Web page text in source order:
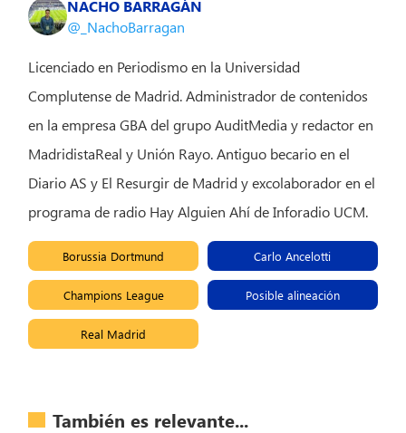
NACHO BARRAGÁN
@_NachoBarragan
Licenciado en Periodismo en la Universidad
Complutense de Madrid. Administrador de contenidos
en la empresa GBA del grupo AuditMedia y redactor en
MadridistaReal y Unión Rayo. Antiguo becario en el
Diario AS y El Resurgir de Madrid y excolaborador en el
programa de radio Hay Alguien Ahí de Inforadio UCM.
Borussia Dortmund Carlo Ancelotti
Champions League Posible alineación
Real Madrid
También es relevante...